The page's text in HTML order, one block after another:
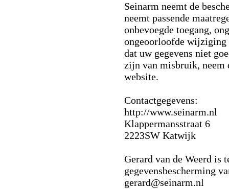
Seinarm neemt de
neemt passende
onbevoegde toegang,
ongeoorloofde wijziging
dat uw gegevens niet
zijn van misbruik, neem
website.
Contactgegevens:
http://www.seinarm.nl
Klappermansstraat 6
2223SW Katwijk
Gerard van de Weerd is
gegevensbescherming
gerard@seinarm.nl